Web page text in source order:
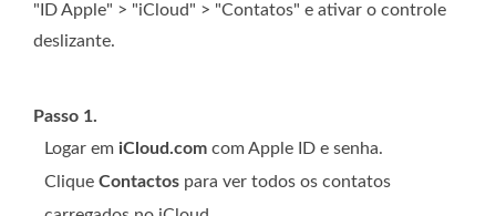
"ID Apple" > "iCloud" > "Contatos" e ativar o controle
deslizante.
Passo 1.
Logar em iCloud.com com Apple ID e senha.
Clique Contactos para ver todos os contatos